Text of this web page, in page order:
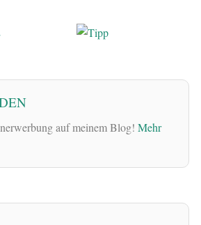
auf meinem Blog! Mehr